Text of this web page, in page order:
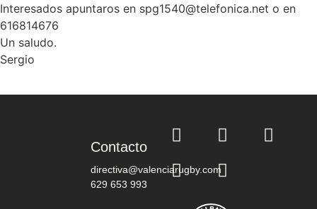
Interesados apuntaros en spg1540@telefonica.net o en
616814676
Un saludo.
Sergio
Contacto
directiva@valenciarugby.com
629 653 993